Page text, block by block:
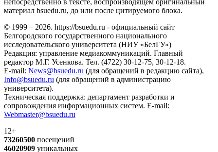
непосредственно в тексте, воспроизводящем оригинальный
материал bsuedu.ru, до или после цитируемого блока.
© 1999 – 2026. https://bsuedu.ru - официальный сайт
Белгородского государственного национального
исследовательского университета (НИУ «БелГУ»)
Редакция: управление медиакоммуникаций. Главный
редактор М.Г. Усенкова. Тел. (4722) 30-12-75, 30-12-18.
E-mail: News@bsuedu.ru (для обращений в редакцию сайта),
Info@bsuedu.ru (для обращений в администрацию
университета).
Техническая поддержка: департамент разработки и
сопровождения информационных систем. E-mail:
Webmaster@bsuedu.ru
12+
73260500 посещений
46020909 уникальных